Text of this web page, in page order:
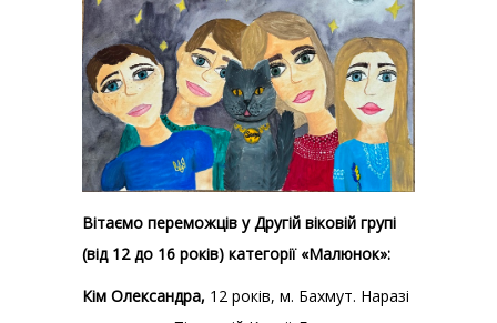
Вітаємо переможців у Другій віковій групі
(від 12 до 16 років) категорії «Малюнок»:
Кім Олександра, 12 років, м. Бахмут. Наразі